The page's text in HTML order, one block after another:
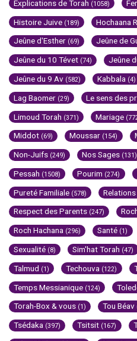
Explications de Torah (1058)
Histoire Juive (189) Hochaana
Jeûne d'Esther (69) Jeûne de
Jeûne du 10 Tévet (74) Jeûne
Jeûne du 9 Av (582) Kabbala (4)
Lag Baomer (29) Le sens des
Limoud Torah (371) Mariage
Middot (69) Moussar (154)
Non-Juifs (249) Nos Sages (131)
Pessah (1508) Pourim (274)
Pureté Familiale (578)
Respect des Parents (247)
Roch Hachana (296) Santé (1)
Sexualité (8) Sim'hat Torah (47)
Talmud (1) Techouva (122)
Temps Messianique (124)
Torah-Box & vous (1) Tou Béav
Tsédaka (397) Tsitsit (167)